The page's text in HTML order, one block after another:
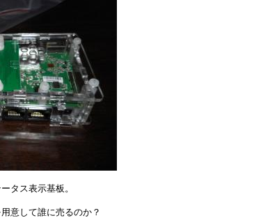
タス表示基板。
意して誰に売るのか？